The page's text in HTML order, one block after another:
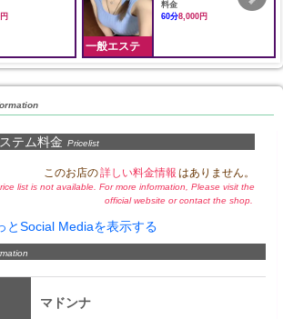
一般エステ
料金
60分8,000円
テム料金 Pricelist
このお店の詳しい料金情報 はありません。
list is not available. For more information, Please visit the
official website or contact the shop.
とSocial Mediaを表示する
マドンナ